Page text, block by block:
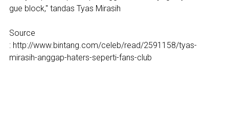
gue block," tandas Tyas Mirasih
Source
: http://www.bintang.com/celeb/read/2591158/tyas-
mirasih-anggap-haters-seperti-fans-club